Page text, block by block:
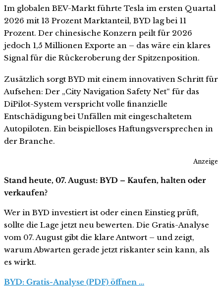
Im globalen BEV-Markt führte Tesla im ersten Quartal
2026 mit 13 Prozent Marktanteil, BYD lag bei 11
Prozent. Der chinesische Konzern peilt für 2026
jedoch 1,5 Millionen Exporte an – das wäre ein klares
Signal für die Rückeroberung der Spitzenposition.
Zusätzlich sorgt BYD mit einem innovativen Schritt für
Aufsehen: Der „City Navigation Safety Net“ für das
DiPilot-System verspricht volle finanzielle
Entschädigung bei Unfällen mit eingeschaltetem
Autopiloten. Ein beispielloses Haftungsversprechen in
der Branche.
Anzeige
Stand heute, 07. August: BYD – Kaufen, halten oder
verkaufen?
Wer in BYD investiert ist oder einen Einstieg prüft,
sollte die Lage jetzt neu bewerten. Die Gratis-Analyse
vom 07. August gibt die klare Antwort – und zeigt,
warum Abwarten gerade jetzt riskanter sein kann, als
es wirkt.
BYD: Gratis-Analyse (PDF) öffnen …